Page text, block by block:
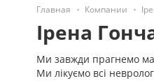
Главная Компании
Ірена
Ми завжди прагнемо
Ми лікуємо всі